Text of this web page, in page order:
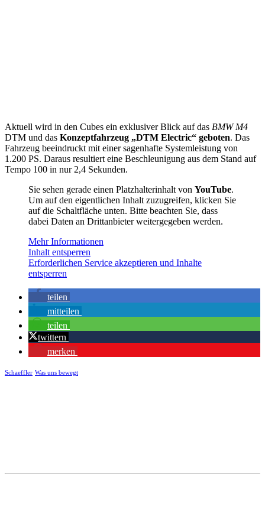
Aktuell wird in den Cubes ein exklusiver Blick auf das BMW M4
DTM und das Konzeptfahrzeug „DTM Electric“ geboten. Das
Fahrzeug beeindruckt mit einer sagenhafte Systemleistung von
1.200 PS. Daraus resultiert eine Beschleunigung aus dem Stand auf
Tempo 100 in nur 2,4 Sekunden.
Sie sehen gerade einen Platzhalterinhalt von YouTube.
Um auf den eigentlichen Inhalt zuzugreifen, klicken Sie
auf die Schaltfläche unten. Bitte beachten Sie, dass
dabei Daten an Drittanbieter weitergegeben werden.
Mehr Informationen
Inhalt entsperren
Erforderlichen Service akzeptieren und Inhalte
entsperren
teilen
mitteilen
teilen
twittern
merken
Schaeffler Was uns bewegt